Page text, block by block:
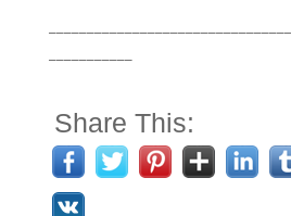
Share This: